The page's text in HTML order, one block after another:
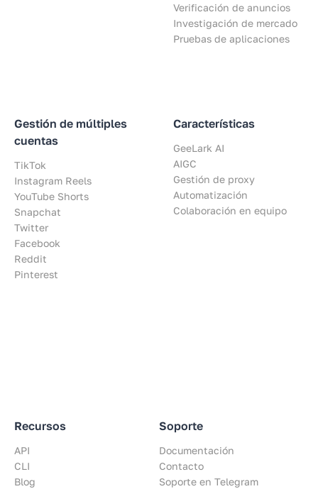
Gestión de múltiples
cuentas
TikTok
Instagram Reels
YouTube Shorts
Snapchat
Twitter
Facebook
Reddit
Pinterest
Verificación de anuncios
Investigación de mercado
Pruebas de aplicaciones
Características
GeeLark AI
AIGC
Gestión de proxy
Automatización
Colaboración en equipo
Recursos
API
CLI
Blog
Soporte
Documentación
Contacto
Soporte en Telegram